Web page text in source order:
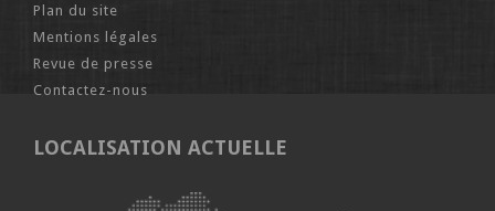
Plan du site
Mentions légales
Revue de presse
Contactez-nous
LOCALISATION ACTUELLE